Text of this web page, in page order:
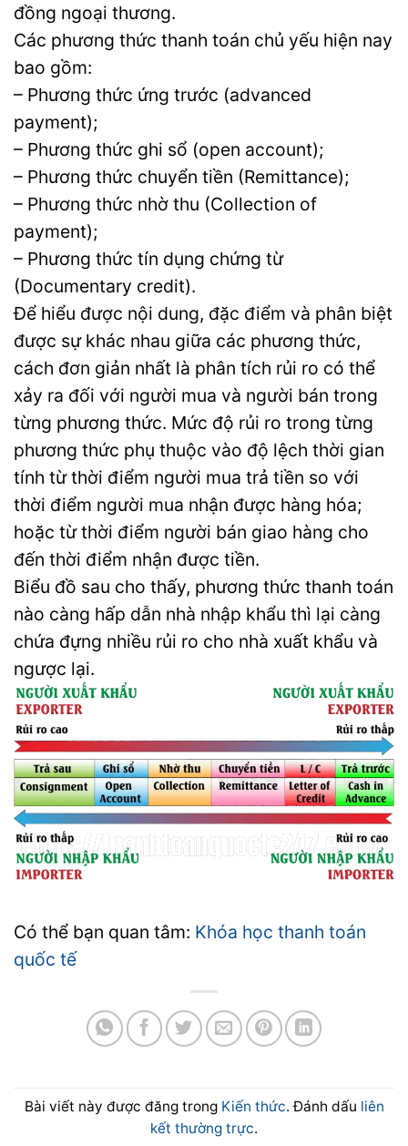
đồng ngoại thương.
Các phương thức thanh toán chủ yếu hiện nay
bao gồm:
– Phương thức ứng trước (advanced
payment);
– Phương thức ghi sổ (open account);
– Phương thức chuyển tiền (Remittance);
– Phương thức nhờ thu (Collection of
payment);
– Phương thức tín dụng chứng từ
(Documentary credit).
Để hiểu được nội dung, đặc điểm và phân biệt
được sự khác nhau giữa các phương thức,
cách đơn giản nhất là phân tích rủi ro có thể
xảy ra đối với người mua và người bán trong
từng phương thức. Mức độ rủi ro trong từng
phương thức phụ thuộc vào độ lệch thời gian
tính từ thời điểm người mua trả tiền so với
thời điểm người mua nhận được hàng hóa;
hoặc từ thời điểm người bán giao hàng cho
đến thời điểm nhận được tiền.
Biểu đồ sau cho thấy, phương thức thanh toán
nào càng hấp dẫn nhà nhập khẩu thì lại càng
chứa đựng nhiều rủi ro cho nhà xuất khẩu và
ngược lại.
Có thể bạn quan tâm: Khóa học thanh toán
quốc tế
Bài viết này được đăng trong Kiến thức. Đánh dấu liên
kết thường trực.